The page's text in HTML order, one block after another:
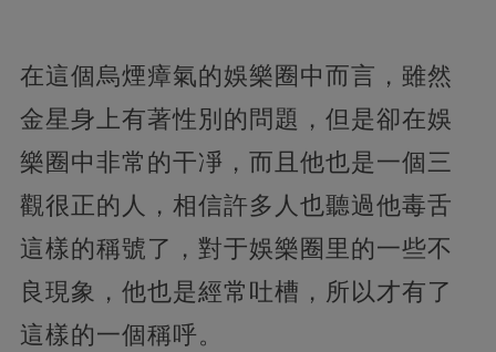
在這個烏煙瘴氣的娛樂圈中而言，雖然
金星身上有著性別的問題，但是卻在娛
樂圈中非常的干凈，而且他也是一個三
觀很正的人，相信許多人也聽過他毒舌
這樣的稱號了，對于娛樂圈里的一些不
良現象，他也是經常吐槽，所以才有了
這樣的一個稱呼。